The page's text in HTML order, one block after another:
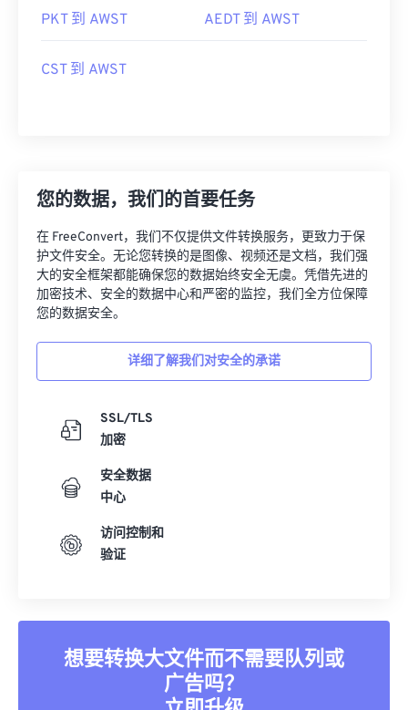
PKT 到 AWST AEDT 到 AWST
CST 到 AWST
您的数据，我们的首要任务
在 FreeConvert，我们不仅提供文件转换服务，更致力于保
护文件安全。无论您转换的是图像、视频还是文档，我们强
大的安全框架都能确保您的数据始终安全无虞。凭借先进的
加密技术、安全的数据中心和严密的监控，我们全方位保障
您的数据安全。
详细了解我们对安全的承诺
SSL/TLS
加密
安全数据
中心
访问控制和
验证
想要转换大文件而不需要队列或
广告吗？